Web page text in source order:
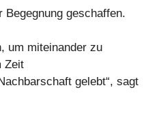
Begegnung geschaffen.
um miteinander zu
Zeit
gelebt“, sagt